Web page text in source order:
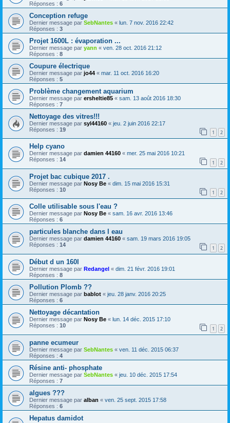
Réponses : 6
Conception refuge
Dernier message par SebNantes « lun. 7 nov. 2016 22:42
Réponses : 3
Projet 1600L : évaporation ...
Dernier message par yann « ven. 28 oct. 2016 21:12
Réponses : 8
Coupure électrique
Dernier message par jo44 « mar. 11 oct. 2016 16:20
Réponses : 5
Problème changement aquarium
Dernier message par ersheltie85 « sam. 13 août 2016 18:30
Réponses : 7
Nettoyage des vitres!!!
Dernier message par syl44160 « jeu. 2 juin 2016 22:17
Réponses : 19 1 2
Help cyano
Dernier message par damien 44160 « mer. 25 mai 2016 10:21
Réponses : 14 1 2
Projet bac cubique 2017 .
Dernier message par Nosy Be « dim. 15 mai 2016 15:31
Réponses : 10 1 2
Colle utilisable sous l'eau ?
Dernier message par Nosy Be « sam. 16 avr. 2016 13:46
Réponses : 6
particules blanche dans l eau
Dernier message par damien 44160 « sam. 19 mars 2016 19:05
Réponses : 14 1 2
Début d un 160l
Dernier message par Redangel « dim. 21 févr. 2016 19:01
Réponses : 8
Pollution Plomb ??
Dernier message par bablot « jeu. 28 janv. 2016 20:25
Réponses : 6
Nettoyage décantation
Dernier message par Nosy Be « lun. 14 déc. 2015 17:10
Réponses : 10 1 2
panne ecumeur
Dernier message par SebNantes « ven. 11 déc. 2015 06:37
Réponses : 4
Résine anti- phosphate
Dernier message par SebNantes « jeu. 10 déc. 2015 17:54
Réponses : 7
algues ???
Dernier message par alban « ven. 25 sept. 2015 17:58
Réponses : 6
Hepatus damidot